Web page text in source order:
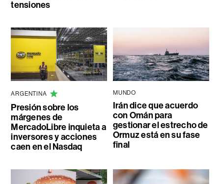
tensiones
ARGENTINA
Presión sobre los
márgenes de
MercadoLibre inquieta a
inversores y acciones
caen en el Nasdaq
MUNDO
Irán dice que acuerdo
con Omán para
gestionar el estrecho de
Ormuz está en su fase
final